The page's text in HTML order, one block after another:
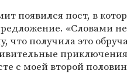
появился пост, в
«Словами
что получила это
с моей второй